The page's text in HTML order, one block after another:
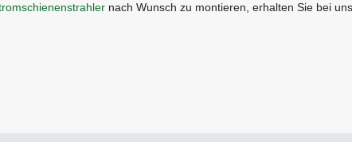
nach Wunsch zu montieren, erhalten Sie bei